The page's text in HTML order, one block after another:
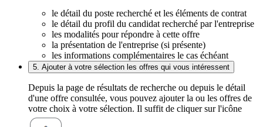
le détail du poste recherché et les éléments de contrat
le détail du profil du candidat recherché par l'entreprise
les modalités pour répondre à cette offre
la présentation de l'entreprise (si présente)
les informations complémentaires le cas échéant
5. Ajouter à votre sélection les offres qui vous intéressent
Depuis la page de résultats de recherche ou depuis le détail
d'une offre consultée, vous pouvez ajouter la ou les offres de
votre choix à votre sélection. Il suffit de cliquer sur l'icône